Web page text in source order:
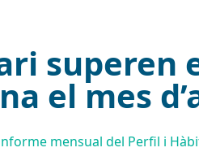
superen
el mes
mensual del Perfil i